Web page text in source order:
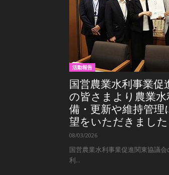
活動報告
国営農業水利事業促
の皆さまより農業水
備・更新や維持管理
望をいただきました
08/03/2026
国営農業水利事業促進関東協議
利...